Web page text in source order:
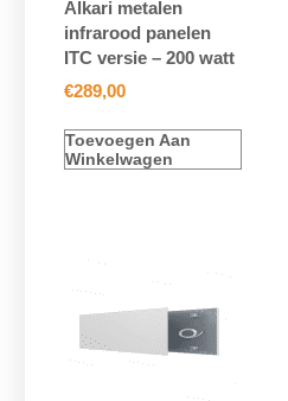
Alkari metalen
infrarood panelen
ITC versie – 200 watt
€289,00
Toevoegen Aan
Winkelwagen